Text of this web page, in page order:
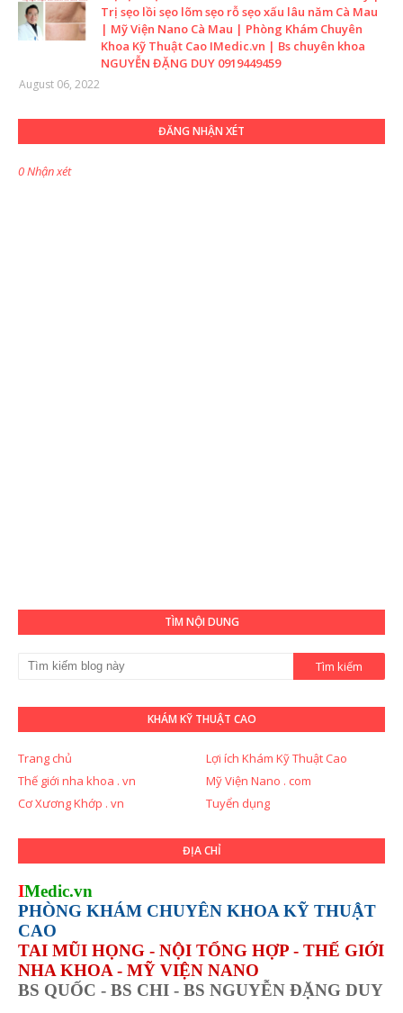
Trị sẹo lồi sẹo lõm sẹo rỗ sẹo xấu lâu năm Cà Mau
| Mỹ Viện Nano Cà Mau | Phòng Khám Chuyên
Khoa Kỹ Thuật Cao IMedic.vn | Bs chuyên khoa
NGUYỄN ĐẶNG DUY 0919449459
August 06, 2022
ĐĂNG NHẬN XÉT
0 Nhận xét
TÌM NỘI DUNG
KHÁM KỸ THUẬT CAO
Trang chủ
Lợi ích Khám Kỹ Thuật Cao
Thế giới nha khoa . vn
Mỹ Viện Nano . com
Cơ Xương Khớp . vn
Tuyển dụng
ĐỊA CHỈ
IMedic.vn
PHÒNG KHÁM CHUYÊN KHOA KỸ THUẬT
CAO
TAI MŨI HỌNG - NỘI TỔNG HỢP - THẾ GIỚI
NHA KHOA - MỸ VIỆN NANO
BS QUỐC - BS CHI - BS NGUYỄN ĐẶNG DUY